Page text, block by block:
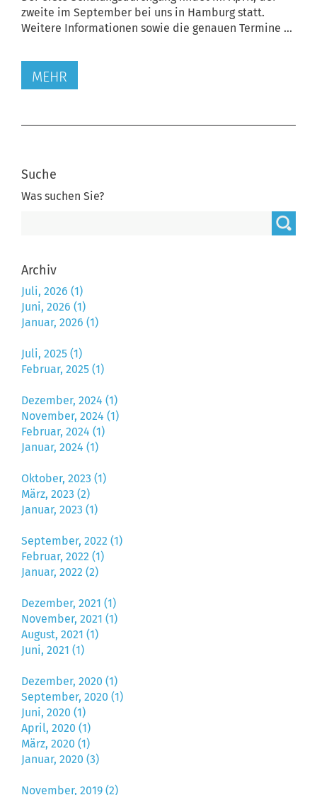
zweite im September bei uns in Hamburg statt.
Weitere Informationen sowie die genauen Termine ...
MEHR
Suche
Was suchen Sie?
Archiv
Juli, 2026 (1)
Juni, 2026 (1)
Januar, 2026 (1)
Juli, 2025 (1)
Februar, 2025 (1)
Dezember, 2024 (1)
November, 2024 (1)
Februar, 2024 (1)
Januar, 2024 (1)
Oktober, 2023 (1)
März, 2023 (2)
Januar, 2023 (1)
September, 2022 (1)
Februar, 2022 (1)
Januar, 2022 (2)
Dezember, 2021 (1)
November, 2021 (1)
August, 2021 (1)
Juni, 2021 (1)
Dezember, 2020 (1)
September, 2020 (1)
Juni, 2020 (1)
April, 2020 (1)
März, 2020 (1)
Januar, 2020 (3)
November, 2019 (2)